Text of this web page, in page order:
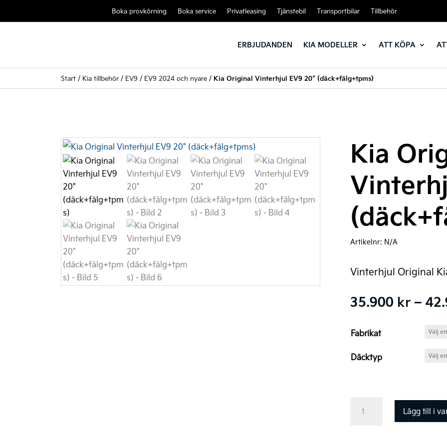
Boka provkörning Boka service Privatleasing Tjänstebil Transportbilar Tillbehör
ERBJUDANDEN KIA MODELLER ATT KÖPA
Start / Kia tillbehör / EV9 / EV9 2024 och nyare / Kia Original Vinterhjul EV9 20″ (däck+fälg+tpms)
Kia
Artikelnr: N/A
Vinterhjul Original
35.900 kr –
Fabrikat
Däcktyp
Lägg till i